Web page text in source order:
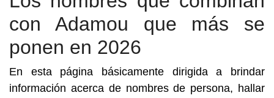
con Adamou que más se
ponen en 2026
En esta página básicamente dirigida a brindar
información acerca de nombres de persona, hallar